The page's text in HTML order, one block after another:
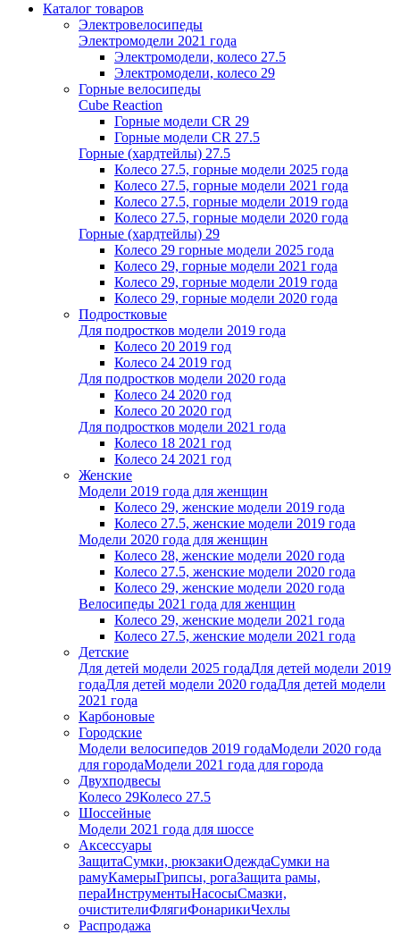
Каталог товаров
Электровелосипеды
Электромодели 2021 года
Электромодели, колесо 27.5
Электромодели, колесо 29
Горные велосипеды
Cube Reaction
Горные модели CR 29
Горные модели CR 27.5
Горные (хардтейлы) 27.5
Колесо 27.5, горные модели 2025 года
Колесо 27.5, горные модели 2021 года
Колесо 27.5, горные модели 2019 года
Колесо 27.5, горные модели 2020 года
Горные (хардтейлы) 29
Колесо 29 горные модели 2025 года
Колесо 29, горные модели 2021 года
Колесо 29, горные модели 2019 года
Колесо 29, горные модели 2020 года
Подростковые
Для подростков модели 2019 года
Колесо 20 2019 год
Колесо 24 2019 год
Для подростков модели 2020 года
Колесо 24 2020 год
Колесо 20 2020 год
Для подростков модели 2021 года
Колесо 18 2021 год
Колесо 24 2021 год
Женскиe
Модели 2019 года для женщин
Колесо 29, женские модели 2019 года
Колесо 27.5, женские модели 2019 года
Модели 2020 года для женщин
Колесо 28, женские модели 2020 года
Колесо 27.5, женские модели 2020 года
Колесо 29, женские модели 2020 года
Велосипеды 2021 года для женщин
Колесо 29, женские модели 2021 года
Колесо 27.5, женские модели 2021 года
Детские
Для детей модели 2025 годаДля детей модели 2019
годаДля детей модели 2020 годаДля детей модели
2021 года
Карбоновые
Городские
Модели велосипедов 2019 годаМодели 2020 года
для городаМодели 2021 года для города
Двухподвесы
Колесо 29Колесо 27.5
Шоссейные
Модели 2021 года для шоссе
Аксессуары
ЗащитаСумки, рюкзакиОдеждаСумки на
рамуКамерыГрипсы, рогаЗащита рамы,
пераИнструментыНасосыСмазки,
очистителиФлягиФонарикиЧехлы
Распродажа